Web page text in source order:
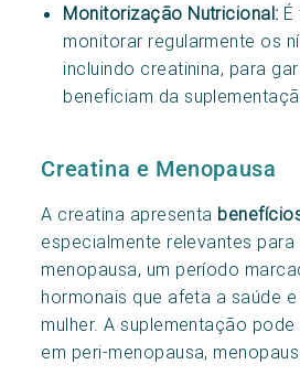
Monitorização Nutricional: É
monitorar regularmente os
incluindo creatinina, para
beneficiam da
Creatina e Menopausa
A creatina apresenta
especialmente relevantes para
menopausa, um período
hormonais que afeta a saúde
mulher. A suplementação pode
em peri-menopausa,